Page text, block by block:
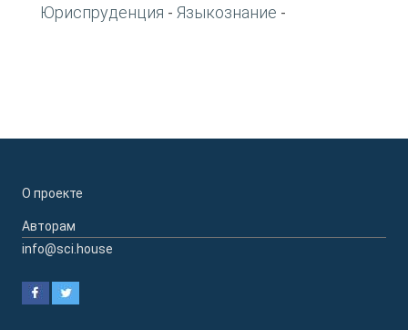
Юриспруденция - Языкознание -
О проекте
Авторам
info@sci.house